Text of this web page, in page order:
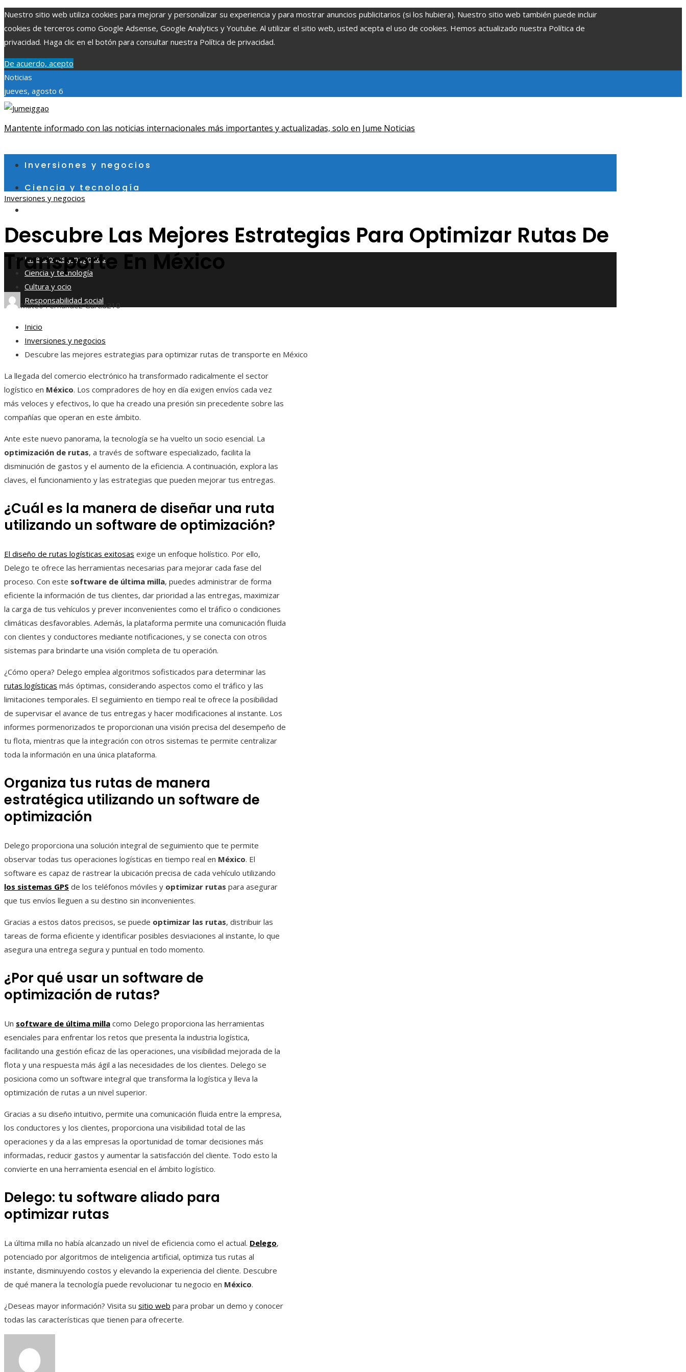
Nuestro sitio web utiliza cookies para mejorar y personalizar su experiencia y para mostrar anuncios publicitarios (si los hubiera). Nuestro sitio web también puede incluir
cookies de terceros como Google Adsense, Google Analytics y Youtube. Al utilizar el sitio web, usted acepta el uso de cookies. Hemos actualizado nuestra Política de
privacidad. Haga clic en el botón para consultar nuestra Política de privacidad.
De acuerdo, acepto
Noticias
jueves, agosto 6
Mantente informado con las noticias internacionales más importantes y actualizadas, solo en Jume Noticias
Inversiones y negocios
Ciencia y tecnología
Responsabilidad social
Inversiones y negocios
Ciencia y tecnología
Cultura y ocio
Responsabilidad social
Inversiones y negocios
Descubre Las Mejores Estrategias Para Optimizar Rutas De
Transporte En México
Mateo Fernández García210
Inicio
Inversiones y negocios
Descubre las mejores estrategias para optimizar rutas de transporte en México
La llegada del comercio electrónico ha transformado radicalmente el sector
logístico en México. Los compradores de hoy en día exigen envíos cada vez
más veloces y efectivos, lo que ha creado una presión sin precedente sobre las
compañías que operan en este ámbito.
Ante este nuevo panorama, la tecnología se ha vuelto un socio esencial. La
optimización de rutas, a través de software especializado, facilita la
disminución de gastos y el aumento de la eficiencia. A continuación, explora las
claves, el funcionamiento y las estrategias que pueden mejorar tus entregas.
¿Cuál es la manera de diseñar una ruta
utilizando un software de optimización?
El diseño de rutas logísticas exitosas exige un enfoque holístico. Por ello,
Delego te ofrece las herramientas necesarias para mejorar cada fase del
proceso. Con este software de última milla, puedes administrar de forma
eficiente la información de tus clientes, dar prioridad a las entregas, maximizar
la carga de tus vehículos y prever inconvenientes como el tráfico o condiciones
climáticas desfavorables. Además, la plataforma permite una comunicación fluida
con clientes y conductores mediante notificaciones, y se conecta con otros
sistemas para brindarte una visión completa de tu operación.
¿Cómo opera? Delego emplea algoritmos sofisticados para determinar las
rutas logísticas más óptimas, considerando aspectos como el tráfico y las
limitaciones temporales. El seguimiento en tiempo real te ofrece la posibilidad
de supervisar el avance de tus entregas y hacer modificaciones al instante. Los
informes pormenorizados te proporcionan una visión precisa del desempeño de
tu flota, mientras que la integración con otros sistemas te permite centralizar
toda la información en una única plataforma.
Organiza tus rutas de manera
estratégica utilizando un software de
optimización
Delego proporciona una solución integral de seguimiento que te permite
observar todas tus operaciones logísticas en tiempo real en México. El
software es capaz de rastrear la ubicación precisa de cada vehículo utilizando
los sistemas GPS de los teléfonos móviles y optimizar rutas para asegurar
que tus envíos lleguen a su destino sin inconvenientes.
Gracias a estos datos precisos, se puede optimizar las rutas, distribuir las
tareas de forma eficiente y identificar posibles desviaciones al instante, lo que
asegura una entrega segura y puntual en todo momento.
¿Por qué usar un software de
optimización de rutas?
Un software de última milla como Delego proporciona las herramientas
esenciales para enfrentar los retos que presenta la industria logística,
facilitando una gestión eficaz de las operaciones, una visibilidad mejorada de la
flota y una respuesta más ágil a las necesidades de los clientes. Delego se
posiciona como un software integral que transforma la logística y lleva la
optimización de rutas a un nivel superior.
Gracias a su diseño intuitivo, permite una comunicación fluida entre la empresa,
los conductores y los clientes, proporciona una visibilidad total de las
operaciones y da a las empresas la oportunidad de tomar decisiones más
informadas, reducir gastos y aumentar la satisfacción del cliente. Todo esto la
convierte en una herramienta esencial en el ámbito logístico.
Delego: tu software aliado para
optimizar rutas
La última milla no había alcanzado un nivel de eficiencia como el actual. Delego,
potenciado por algoritmos de inteligencia artificial, optimiza tus rutas al
instante, disminuyendo costos y elevando la experiencia del cliente. Descubre
de qué manera la tecnología puede revolucionar tu negocio en México.
¿Deseas mayor información? Visita su sitio web para probar un demo y conocer
todas las características que tienen para ofrecerte.